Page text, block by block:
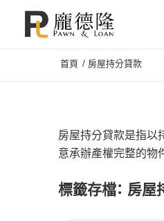
首頁 / 房屋持分貸款
房屋持分貸款是指以
意承辦產權完整的物
標籤存檔： 房屋